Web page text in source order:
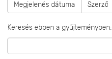
Megjelenés dátuma Szerző
Keresés ebben a gyűjteményben: